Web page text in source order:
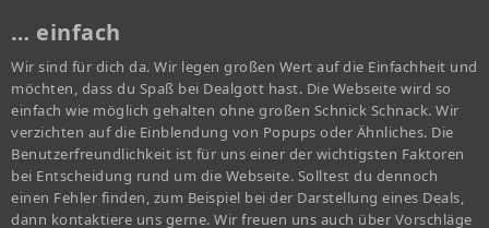
… einfach
Wir sind für dich da. Wir legen großen Wert auf die Einfachheit und
möchten, dass du Spaß bei Dealgott hast. Die Webseite wird so
einfach wie möglich gehalten ohne großen Schnick Schnack. Wir
verzichten auf die Einblendung von Popups oder Ähnliches. Die
Benutzerfreundlichkeit ist für uns einer der wichtigsten Faktoren
bei Entscheidung rund um die Webseite. Solltest du dennoch
einen Fehler finden, zum Beispiel bei der Darstellung eines Deals,
dann kontaktiere uns gerne. Wir freuen uns auch über Vorschläge